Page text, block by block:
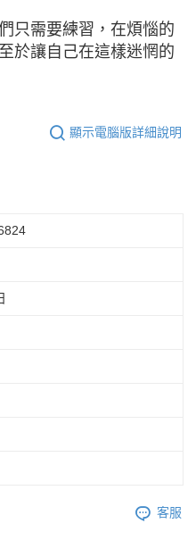
只需要練習，在煩惱的
於讓自己在這樣迷惘的
顯示電腦版詳細說明
客服